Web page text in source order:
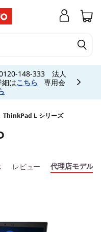
148-333 法人
はこちら
専用会
5
ThinkPad L シリーズ
レビュー 代理店モデル